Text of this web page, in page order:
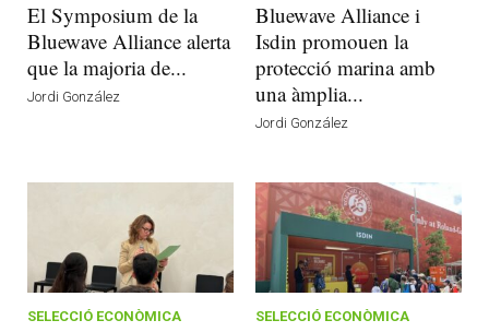
El Symposium de la
Bluewave Alliance alerta
que la majoria de...
Jordi González
Bluewave Alliance i
Isdin promouen la
protecció marina amb
una àmplia...
Jordi González
SELECCIÓ ECONÒMICA SELECCIÓ ECONÒMICA